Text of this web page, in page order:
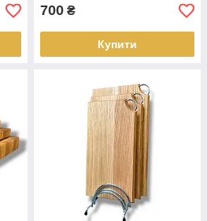
700 ₴
Купити